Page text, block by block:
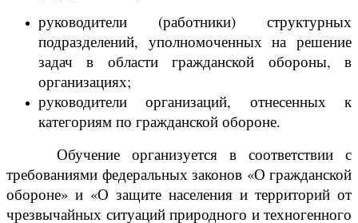
руководители (работники) структурных
подразделений, уполномоченных на решение
задач в области гражданской обороны, в
организациях;
руководители организаций, отнесенных к
категориям по гражданской обороне.
Обучение организуется в соответствии с
требованиями федеральных законов «О гражданской
обороне» и «О защите населения и территорий от
чрезвычайных ситуаций природного и техногенного